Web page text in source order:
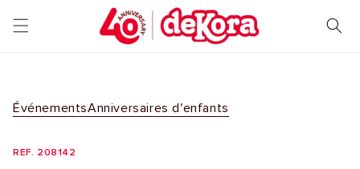
passer
au
ÉvénementsAnniversaires d'enfants
REF. 208142